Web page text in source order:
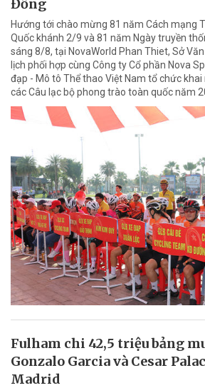
Đồng
Hướng tới chào mừng 81 năm Cách mạng
Quốc khánh 2/9 và 81 năm Ngày truyền
sáng 8/8, tại NovaWorld Phan Thiet, Sở
lịch phối hợp cùng Công ty Cổ phần Nova
đạp - Mô tô Thể thao Việt Nam tổ chức khai
các Câu lạc bộ phong trào toàn quốc năm
Fulham chi 42,5 triệu bảng
Gonzalo Garcia và Cesar
Madrid